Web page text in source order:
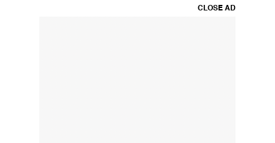
CLOSE AD